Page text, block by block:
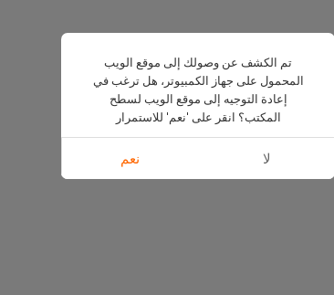
تم الكشف عن وصولك إلى موقع الويب
المحمول على جهاز الكمبيوتر، هل ترغب في
إعادة التوجيه إلى موقع الويب لسطح
المكتب؟ انقر على 'نعم' للاستمرار
لا نعم